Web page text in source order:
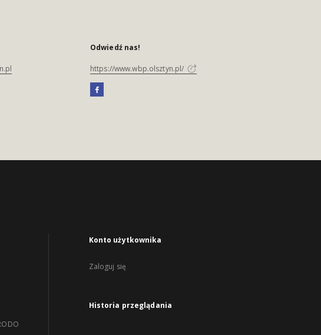
Odwiedź nas!
https://www.wbp.olsztyn.pl/
Konto użytkownika
Zaloguj się
Historia przeglądania